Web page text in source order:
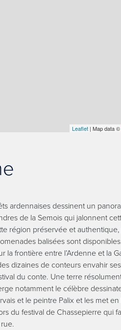
Leaflet | Map data ©
ardennaises dessinent un
de la Semois qui jalonnent
région préservée et
balisées sont
la frontière entre l’Ardenne et la
dizaines de conteurs envahir
du conte. Une terre
notamment le célèbre
et le peintre Palix et les met
du festival de Chassepierre qui